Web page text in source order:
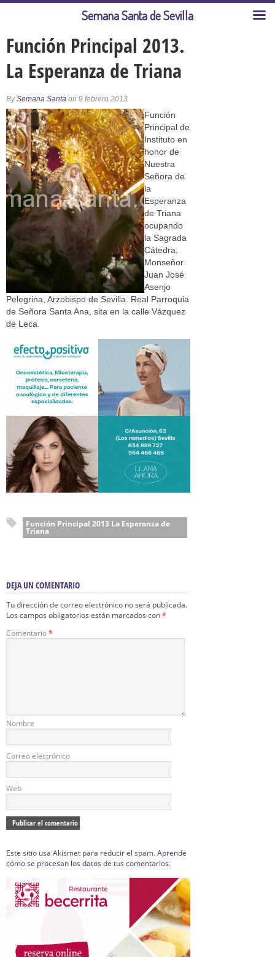
Función Principal 2013.
La Esperanza de Triana
BySemana Santa on 9 febrero 2013
Función
Principal de
Instituto en
honor de
Nuestra
Señora de
la
Esperanza
de Triana
ocupando
la Sagrada
Cátedra,
Monseñor
Juan José
Asenjo
Pelegrina, Arzobispo de Sevilla. Real Parroquia
de Señora Santa Ana, sita en la calle Vázquez
de Leca.
Función Principal 2013 La Esperanza de
Triana
DEJA UN COMENTARIO
Tu dirección de correo electrónico no será publicada.
Los campos obligatorios están marcados con*
Comentario*
Nombre
Correo electrónico
Web
Este sitio usa Akismet para reducir el spam.Aprende
cómo se procesan los datos de tus comentarios.
Semana Santa de Sevilla